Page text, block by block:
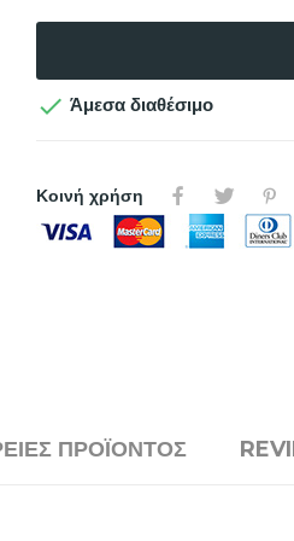
 Άμεσα διαθέσιμο
Κοινή χρήση
ΠΡΟΪΌΝΤΟΣ